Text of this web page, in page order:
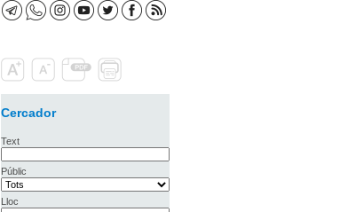
Cercador
Text
Públic
Lloc